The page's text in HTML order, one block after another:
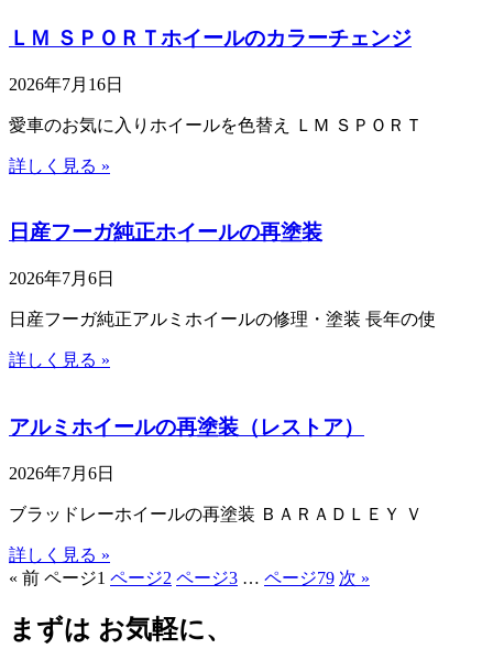
ＬＭ ＳＰＯＲＴホイールのカラーチェンジ
2026年7月16日
愛車のお気に入りホイールを色替え ＬＭ ＳＰＯＲＴ
詳しく見る »
日産フーガ純正ホイールの再塗装
2026年7月6日
日産フーガ純正アルミホイールの修理・塗装 長年の使
詳しく見る »
アルミホイールの再塗装（レストア）
2026年7月6日
ブラッドレーホイールの再塗装 ＢＡＲＡＤＬＥＹ Ｖ
詳しく見る »
« 前 ページ1 ページ2 ページ3 … ページ79 次 »
まずは お気軽に、